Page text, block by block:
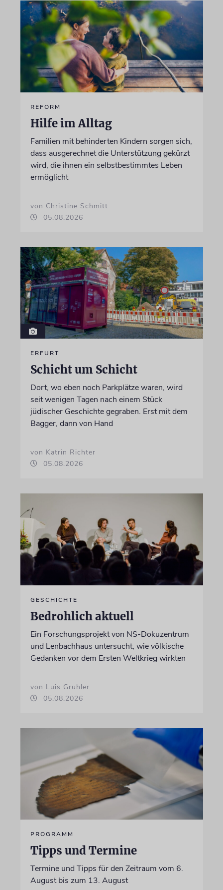
REFORM
Hilfe im Alltag
Familien mit behinderten Kindern sorgen sich,
dass ausgerechnet die Unterstützung gekürzt
wird, die ihnen ein selbstbestimmtes Leben
ermöglicht
von Christine Schmitt
05.08.2026
ERFURT
Schicht um Schicht
Dort, wo eben noch Parkplätze waren, wird
seit wenigen Tagen nach einem Stück
jüdischer Geschichte gegraben. Erst mit dem
Bagger, dann von Hand
von Katrin Richter
05.08.2026
GESCHICHTE
Bedrohlich aktuell
Ein Forschungsprojekt von NS-Dokuzentrum
und Lenbachhaus untersucht, wie völkische
Gedanken vor dem Ersten Weltkrieg wirkten
von Luis Gruhler
05.08.2026
PROGRAMM
Tipps und Termine
Termine und Tipps für den Zeitraum vom 6.
August bis zum 13. August